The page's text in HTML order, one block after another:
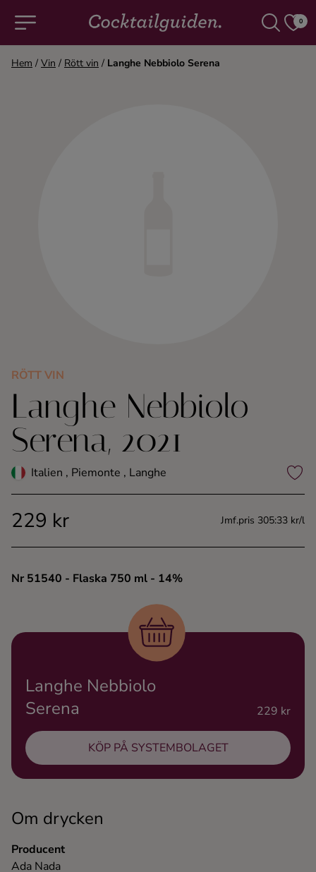
0
Konjak
Likör
Rom
Tequila
Hem / Vin / Rött vin / Langhe Nebbiolo Serena
RÖTT VIN
Langhe Nebbiolo
Serena, 2021
Italien , Piemonte , Langhe
229 kr Jmf.pris 305:33 kr/l
Nr 51540 - Flaska 750 ml - 14%
Om drycken
Producent
Ada Nada
Langhe Nebbiolo
Serena
229 kr
KÖP PÅ SYSTEMBOLAGET